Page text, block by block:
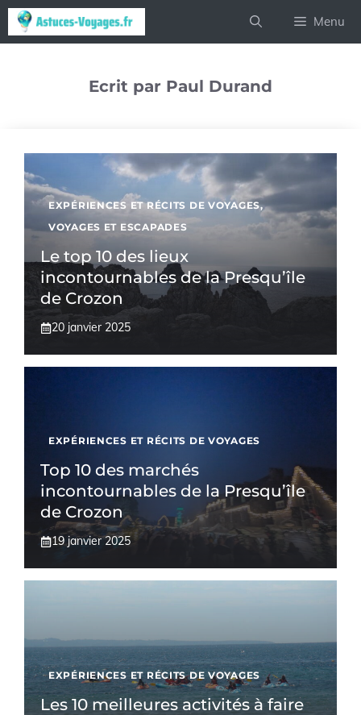
Aller
au
Menu
Ecrit par Paul Durand
EXPÉRIENCES ET RÉCITS DE VOYAGES,
VOYAGES ET ESCAPADES
Le top 10 des lieux
incontournables de la Presqu’île
de Crozon
20 janvier 2025
EXPÉRIENCES ET RÉCITS DE VOYAGES
Top 10 des marchés
incontournables de la Presqu’île
de Crozon
19 janvier 2025
EXPÉRIENCES ET RÉCITS DE VOYAGES
Les 10 meilleures activités à faire